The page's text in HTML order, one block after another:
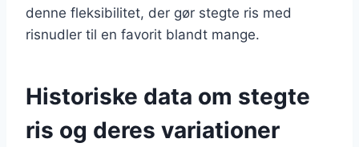
denne fleksibilitet, der gør stegte ris med
risnudler til en favorit blandt mange.
Historiske data om stegte
ris og deres variationer